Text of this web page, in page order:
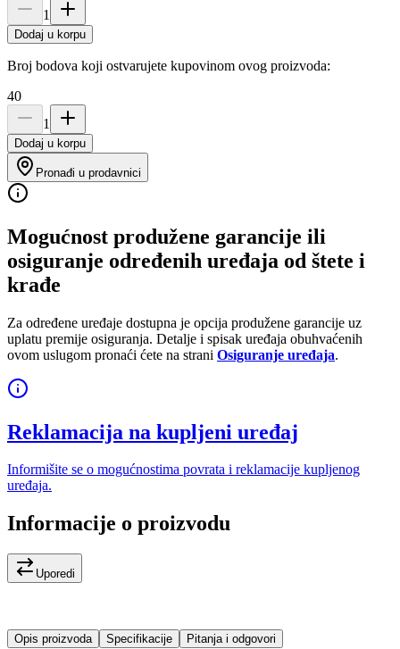
1
Dodaj u korpu
Broj bodova koji ostvarujete kupovinom ovog proizvoda:
40
1
Dodaj u korpu
Pronađi u prodavnici
Mogućnost produžene garancije ili
osiguranje određenih uređaja od štete i
krađe
Za određene uređaje dostupna je opcija produžene garancije uz
uplatu premije osiguranja. Detalje i spisak uređaja obuhvaćenih
ovom uslugom pronaći ćete na strani Osiguranje uređaja.
Reklamacija na kupljeni uređaj
Informišite se o mogućnostima povrata i reklamacije kupljenog
uređaja.
Informacije o proizvodu
Uporedi
Opis proizvoda Specifikacije Pitanja i odgovori